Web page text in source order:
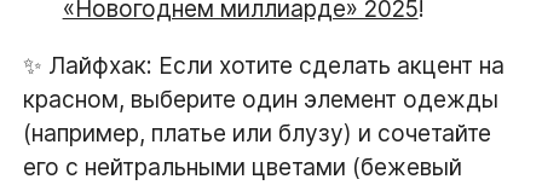
«Новогоднем миллиарде» 2025!
✨ Лайфхак: Если хотите сделать акцент на
красном, выберите один элемент одежды
(например, платье или блузу) и сочетайте
его с нейтральными цветами (бежевый